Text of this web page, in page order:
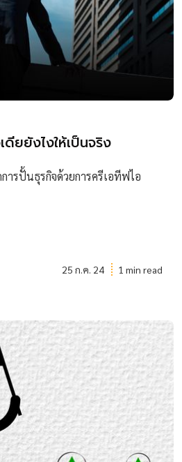
ยยังไงให้เป็นจริง
ารปั้นธุรกิจด้วยการครีเอทีฟไอ
25 ก.ค. 24 1 min read